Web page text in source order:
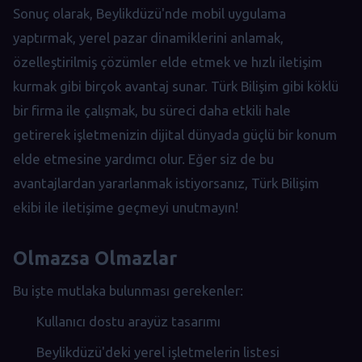
Sonuç olarak, Beylikdüzü'nde mobil uygulama
yaptırmak, yerel pazar dinamiklerini anlamak,
özelleştirilmiş çözümler elde etmek ve hızlı iletişim
kurmak gibi birçok avantaj sunar. Türk Bilişim gibi köklü
bir firma ile çalışmak, bu süreci daha etkili hale
getirerek işletmenizin dijital dünyada güçlü bir konum
elde etmesine yardımcı olur. Eğer siz de bu
avantajlardan yararlanmak istiyorsanız, Türk Bilişim
ekibi ile iletişime geçmeyi unutmayın!
Olmazsa Olmazlar
Bu işte mutlaka bulunması gerekenler:
Kullanıcı dostu arayüz tasarımı
Beylikdüzü'deki yerel işletmelerin listesi